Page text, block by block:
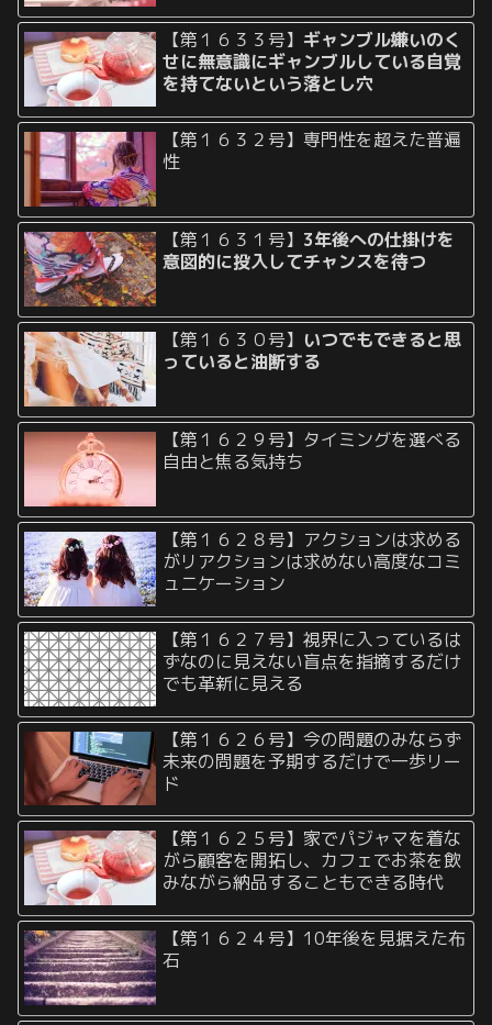
【第１６３３号】 ギャンブル嫌いのく
せに無意識にギャンブルしている自覚
を持てないという落とし穴
【第１６３２号】専門性を超えた普遍
性
【第１６３１号】 3年後への仕掛けを
意図的に投入してチャンスを待つ
【第１６３０号】 いつでもできると思
っていると油断する
【第１６２９号】タイミングを選べる
自由と焦る気持ち
【第１６２８号】アクションは求める
がリアクションは求めない高度なコミ
ュニケーション
【第１６２７号】視界に入っているは
ずなのに見えない盲点を指摘するだけ
でも革新に見える
【第１６２６号】今の問題のみならず
未来の問題を予期するだけで一歩リー
ド
【第１６２５号】家でパジャマを着な
がら顧客を開拓し、カフェでお茶を飲
みながら納品することもできる時代
【第１６２４号】10年後を見据えた布
石